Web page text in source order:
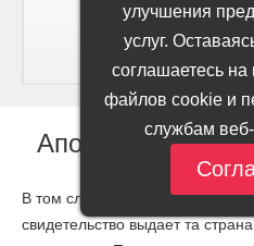
Апостиль
В том случае, если гражданин
свидетельство выдает та
улучшения
услуг.
соглашаетесь на
файлов cookie и
службам веб-